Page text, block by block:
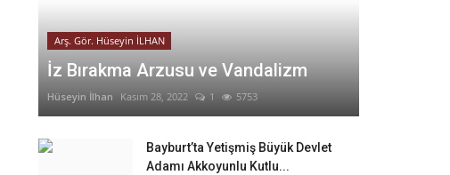
Arş. Gör. Hüseyin İLHAN
İz Bırakma Arzusu ve Vandalizm
Hüseyin İlhan Kasım 28, 2022 1 5753
Bayburt’ta Yetişmiş Büyük Devlet
Adamı Akkoyunlu Kutlu...